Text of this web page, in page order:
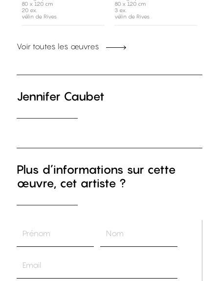
80 x 120 cm
20 ex.
vélin de Rives
80 x 120 cm
3 ex.
vélin de Rives
Voir toutes les œuvres
Jennifer Caubet
Plus d’informations sur cette
œuvre, cet artiste ?